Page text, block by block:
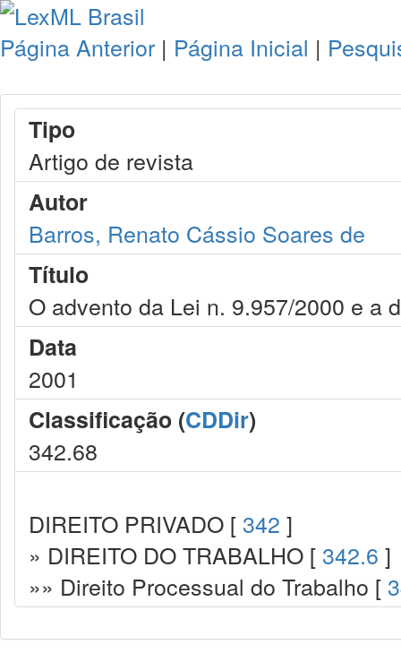
Página Anterior | Página Inicial |
Tipo
Artigo de revista
Autor
Barros, Renato Cássio Soares de
Título
O advento da Lei n. 9.957/2000 e a
Data
2001
Classificação (CDDir)
342.68
DIREITO PRIVADO [ 342 ]
» DIREITO DO TRABALHO [ 342.6 ]
»» Direito Processual do Trabalho [